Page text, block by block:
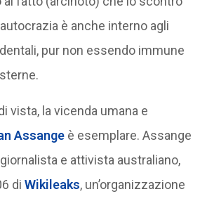
è anche interno agli
pur non essendo immune
vista, la vicenda umana e
Assangeè esemplare. Assange
e attivista australiano,
di Wikileaks, un’organizzazione